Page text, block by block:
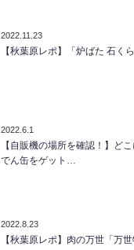
2022.11.23
【秋葉原レポ】「炉ばた 石く
2022.6.1
【自販機の場所を確認！】ど
でん缶をゲット…
2022.8.23
【秋葉原レポ】肉の万世「万